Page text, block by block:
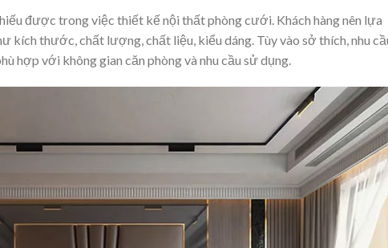
được trong việc thiết kế nội thất phòng cưới. Khách hàng nên lựa
kích thước, chất lượng, chất liệu, kiểu dáng. Tùy vào sở thích, nhu
hợp với không gian căn phòng và nhu cầu sử dụng.